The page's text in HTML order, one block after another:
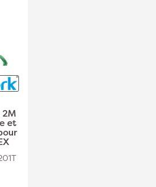
2M
et